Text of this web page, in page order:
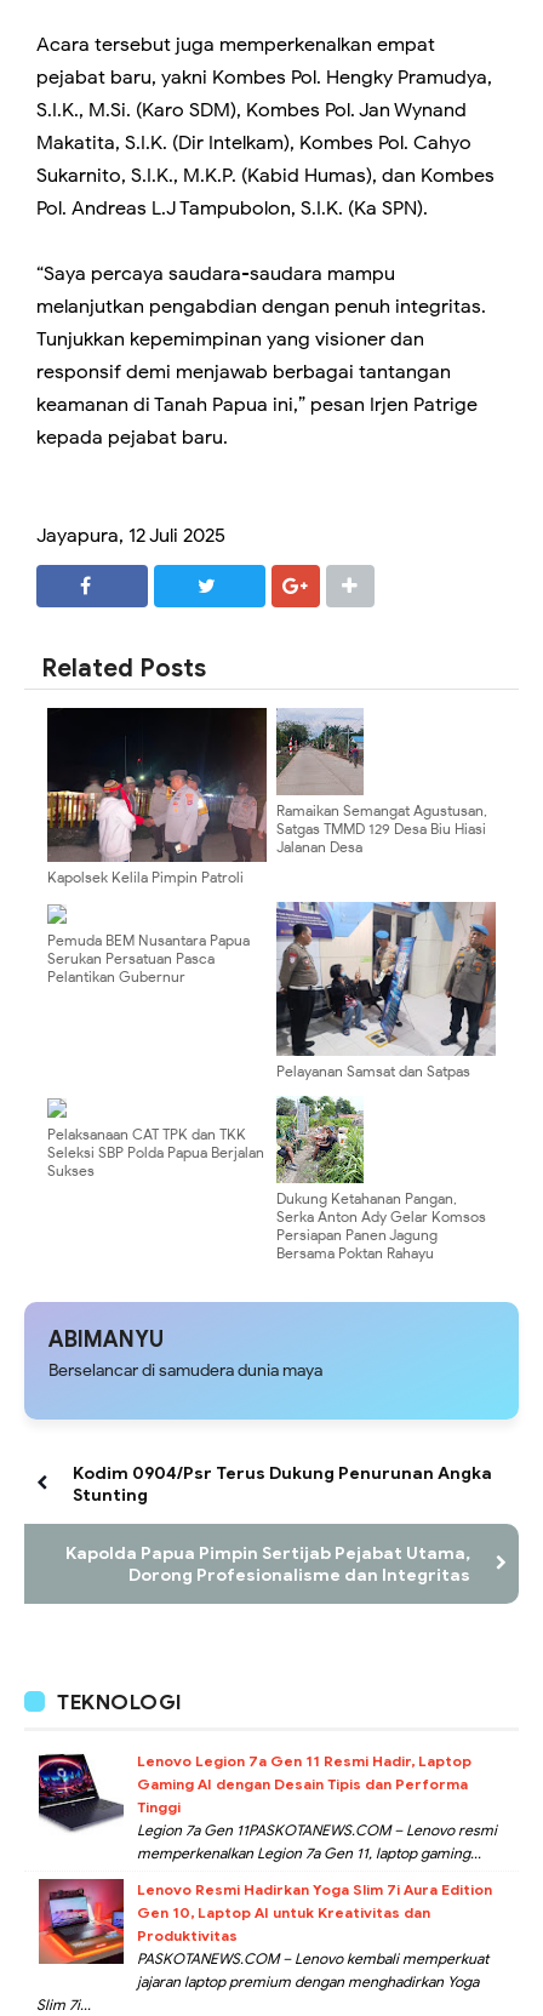
Acara tersebut juga memperkenalkan empat
pejabat baru, yakni Kombes Pol. Hengky Pramudya,
S.I.K., M.Si. (Karo SDM), Kombes Pol. Jan Wynand
Makatita, S.I.K. (Dir Intelkam), Kombes Pol. Cahyo
Sukarnito, S.I.K., M.K.P. (Kabid Humas), dan Kombes
Pol. Andreas L.J Tampubolon, S.I.K. (Ka SPN).
“Saya percaya saudara-saudara mampu
melanjutkan pengabdian dengan penuh integritas.
Tunjukkan kepemimpinan yang visioner dan
responsif demi menjawab berbagai tantangan
keamanan di Tanah Papua ini,” pesan Irjen Patrige
kepada pejabat baru.
Jayapura, 12 Juli 2025
Related Posts
Kapolsek Kelila Pimpin Patroli
Kondusivitas Kamtibmas
Ramaikan Semangat Agustusan,
Satgas TMMD 129 Desa Biu Hiasi
Jalanan Desa
Pemuda BEM Nusantara Papua
Serukan Persatuan Pasca
Pelantikan Gubernur
Pelayanan Samsat dan Satpas
Transparan dan Tanpa Pungli
Pelaksanaan CAT TPK dan TKK
Seleksi SBP Polda Papua Berjalan
Sukses
Dukung Ketahanan Pangan,
Serka Anton Ady Gelar Komsos
Persiapan Panen Jagung
Bersama Poktan Rahayu
ABIMANYU
Berselancar di samudera dunia maya
Kodim 0904/Psr Terus Dukung Penurunan Angka
Stunting
Kapolda Papua Pimpin Sertijab Pejabat Utama,
Dorong Profesionalisme dan Integritas
TEKNOLOGI
Lenovo Legion 7a Gen 11 Resmi Hadir, Laptop
Gaming AI dengan Desain Tipis dan Performa
Tinggi
Legion 7a Gen 11PASKOTANEWS.COM – Lenovo resmi
memperkenalkan Legion 7a Gen 11, laptop gaming...
Lenovo Resmi Hadirkan Yoga Slim 7i Aura Edition
Gen 10, Laptop AI untuk Kreativitas dan
Produktivitas
PASKOTANEWS.COM – Lenovo kembali memperkuat
jajaran laptop premium dengan menghadirkan Yoga
Slim 7i...